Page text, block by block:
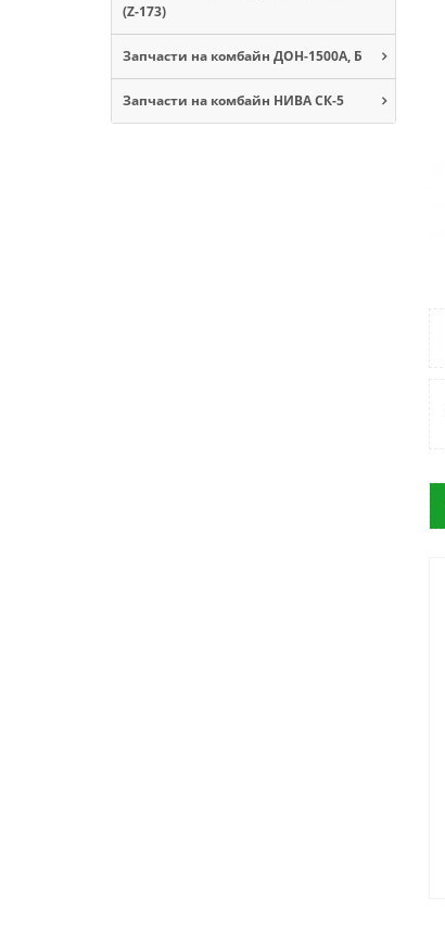
(Z-173)
Запчасти на комбайн ДОН-1500А, Б
Запчасти на комбайн НИВА СК-5